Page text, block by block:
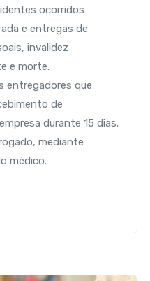
ocorridos
e entregas de
invalidez
e morte.
entregadores que
de
durante 15 dias.
mediante
médico.